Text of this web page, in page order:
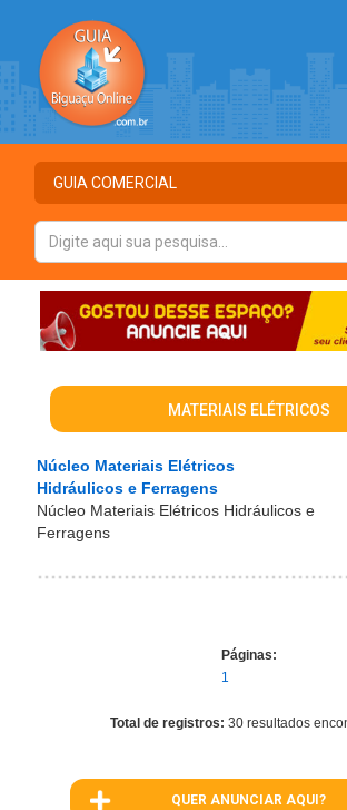
MATERIAIS ELÉTRICOS
Núcleo Materiais Elétricos
Hidráulicos e Ferragens
Núcleo Materiais Elétricos Hidráulicos e
Ferragens
Páginas:
1
Total de registros: 30 resultados
QUER ANUNCIAR AQUI?